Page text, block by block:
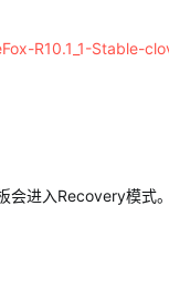
R10.1_1-Stable-
进入Recovery模式。